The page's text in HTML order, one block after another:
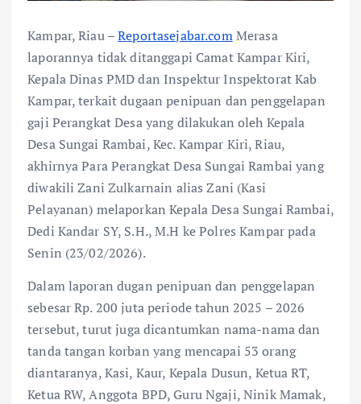
Kampar, Riau –Reportasejabar.comMerasa
laporannya tidak ditanggapi Camat Kampar Kiri,
Kepala Dinas PMD dan Inspektur Inspektorat Kab
Kampar, terkait dugaan penipuan dan penggelapan
gaji Perangkat Desa yang dilakukan oleh Kepala
Desa Sungai Rambai, Kec. Kampar Kiri, Riau,
akhirnya Para Perangkat Desa Sungai Rambai yang
diwakili Zani Zulkarnain alias Zani (Kasi
Pelayanan) melaporkan Kepala Desa Sungai Rambai,
Dedi Kandar SY, S.H., M.H ke Polres Kampar pada
Senin (23/02/2026).
Dalam laporan dugan penipuan dan penggelapan
sebesar Rp. 200 juta periode tahun 2025 – 2026
tersebut, turut juga dicantumkan nama-nama dan
tanda tangan korban yang mencapai 53 orang
diantaranya, Kasi, Kaur, Kepala Dusun, Ketua RT,
Ketua RW, Anggota BPD, Guru Ngaji, Ninik Mamak,